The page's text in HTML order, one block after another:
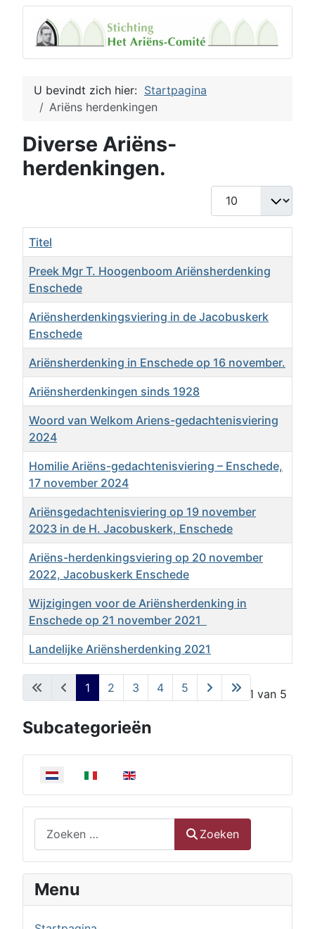
Selecteer de taal
Zoeken
Menu
U bevindt zich hier: Startpagina
Ariëns herdenkingen
Diverse Ariëns-
herdenkingen.
Toon #
Artikelen
Titel
Preek Mgr T. Hoogenboom Ariënsherdenking
Enschede
Ariënsherdenkingsviering in de Jacobuskerk
Enschede
Ariënsherdenking in Enschede op 16 november.
Ariënsherdenkingen sinds 1928
Woord van Welkom Ariens-gedachtenisviering
2024
Homilie Ariëns-gedachtenisviering – Enschede,
17 november 2024
Ariënsgedachtenisviering op 19 november
2023 in de H. Jacobuskerk, Enschede
Ariëns-herdenkingsviering op 20 november
2022, Jacobuskerk Enschede
Wijzigingen voor de Ariënsherdenking in
Enschede op 21 november 2021
Landelijke Ariënsherdenking 2021
Pagina 1 van 5
1 2 3 4 5
Subcategorieën